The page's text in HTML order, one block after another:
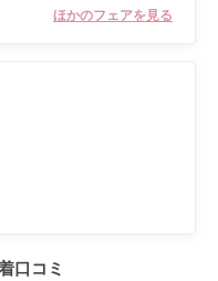
ほかのフェアを見る
口コミ